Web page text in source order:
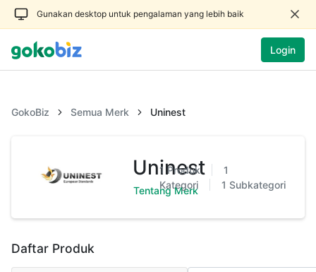
Gunakan desktop untuk pengalaman yang lebih baik
Login
GokoBiz Semua Merk Uninest
Uninest
Tentang Merk
1 Produk
1
Kategori
1 Subkategori
Daftar Produk